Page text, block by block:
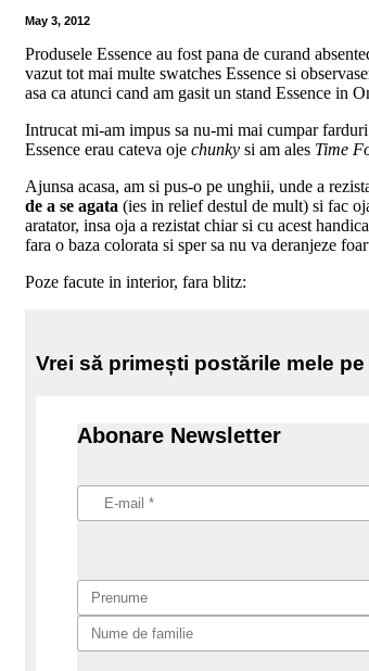
May 3, 2012
Produsele Essence au fost pana de curand
vazut tot mai multe swatches Essence si
asa ca atunci cand am gasit un stand Essence in
Intrucat mi-am impus sa nu-mi mai cumpar
Essence erau cateva oje chunky si am ales Time
Ajunsa acasa, am si pus-o pe unghii, unde a
de a se agata (ies in relief destul de mult) si fac
aratator, insa oja a rezistat chiar si cu acest
fara o baza colorata si sper sa nu va deranjeze
Poze facute in interior, fara blitz:
Vrei să primești postările mele pe
Abonare Newsletter